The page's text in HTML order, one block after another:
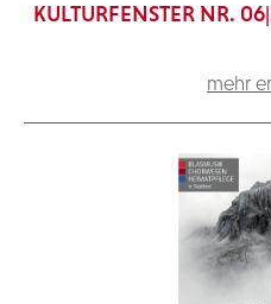
KULTURFENSTER NR.
mehr